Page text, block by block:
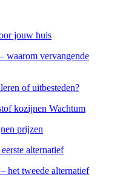
jouw huis
waarom vervangende
of uitbesteden?
kozijnen Wachtum
prijzen
alternatief
het tweede alternatief